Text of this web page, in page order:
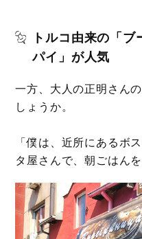
トルコ由来の「
パイ」が人気
一方、大人の正明さん
しょうか。
「僕は、近所にあるボ
タ屋さんで、朝ごはん